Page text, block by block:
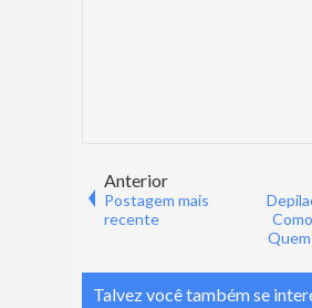
Anterior
Postagem mais
recente
Talvez você também se